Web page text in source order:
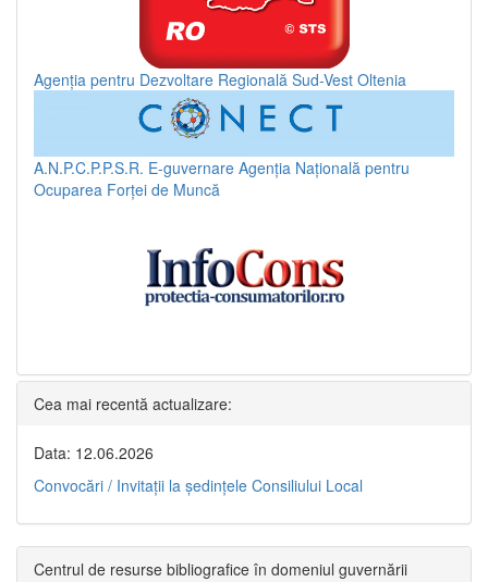
Agenția pentru Dezvoltare Regională Sud-Vest Oltenia
A.N.P.C.P.P.S.R. E-guvernare Agenția Națională pentru
Ocuparea Forței de Muncă
Cea mai recentă actualizare:
Data: 12.06.2026
Convocări / Invitaţii la şedinţele Consiliului Local
Centrul de resurse bibliografice în domeniul guvernării